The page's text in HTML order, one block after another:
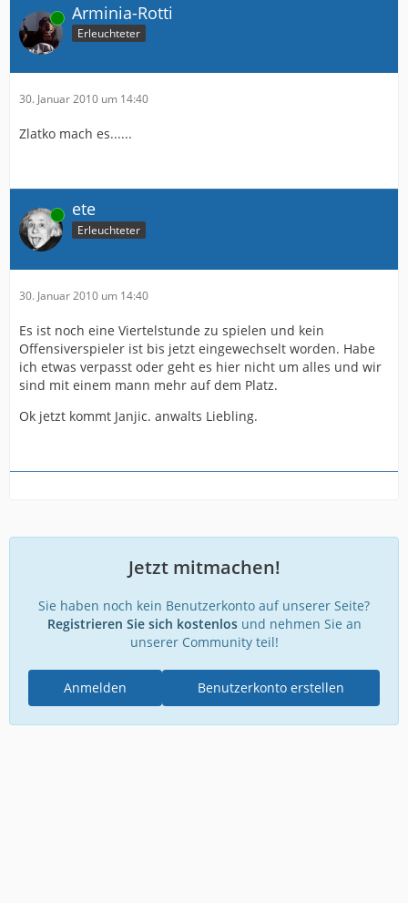
Online Arminia-Rotti
Erleuchteter
30. Januar 2010 um 14:40
Zlatko mach es......
Online ete
Erleuchteter
30. Januar 2010 um 14:40
Es ist noch eine Viertelstunde zu spielen und kein
Offensiverspieler ist bis jetzt eingewechselt worden. Habe
ich etwas verpasst oder geht es hier nicht um alles und wir
sind mit einem mann mehr auf dem Platz.
Ok jetzt kommt Janjic. anwalts Liebling.
Jetzt mitmachen!
Sie haben noch kein Benutzerkonto auf unserer Seite?
Registrieren Sie sich kostenlosund nehmen Sie an
unserer Community teil!
Benutzerkonto erstellen
Anmelden